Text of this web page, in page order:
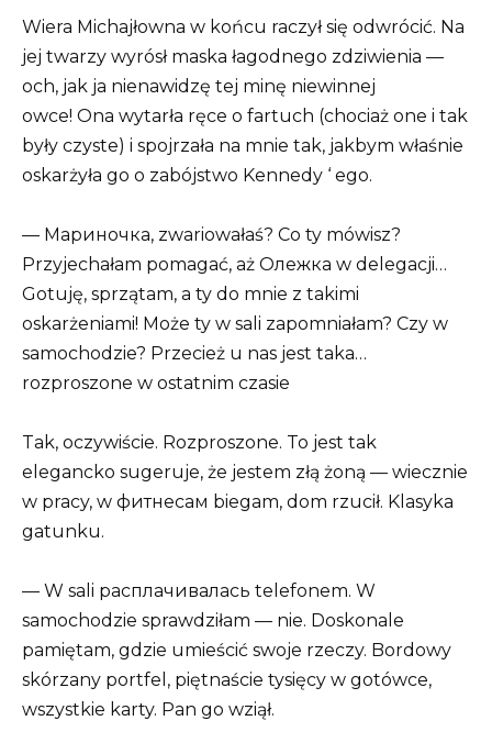
Wiera Michajłowna w końcu raczył się odwrócić. Na
jej twarzy wyrósł maska łagodnego zdziwienia —
och, jak ja nienawidzę tej minę niewinnej
owce! Ona wytarła ręce o fartuch (chociaż one i tak
były czyste) i spojrzała na mnie tak, jakbym właśnie
oskarżyła go o zabójstwo Kennedy ‘ ego.
— Мариночка, zwariowałaś? Co ty mówisz?
Przyjechałam pomagać, aż Олежка w delegacji…
Gotuję, sprzątam, a ty do mnie z takimi
oskarżeniami! Może ty w sali zapomniałam? Czy w
samochodzie? Przecież u nas jest taka…
rozproszone w ostatnim czasie
Tak, oczywiście. Rozproszone. To jest tak
elegancko sugeruje, że jestem złą żoną — wiecznie
w pracy, w фитнесам biegam, dom rzucił. Klasyka
gatunku.
— W sali расплачивалась telefonem. W
samochodzie sprawdziłam — nie. Doskonale
pamiętam, gdzie umieścić swoje rzeczy. Bordowy
skórzany portfel, piętnaście tysięcy w gotówce,
wszystkie karty. Pan go wziął.